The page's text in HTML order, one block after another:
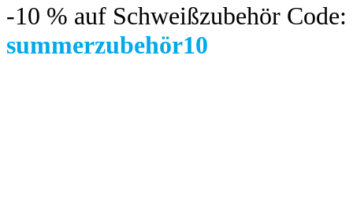
-10 % auf Schweißzubehör Code:
summerzubehör10